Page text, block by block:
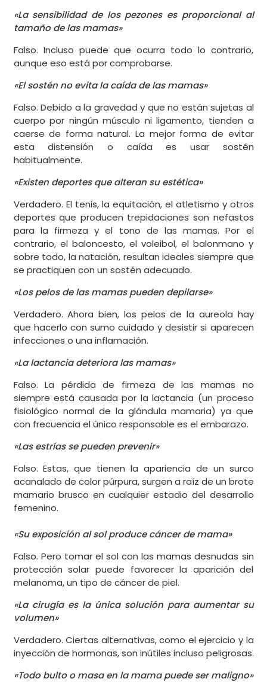
«La sensibilidad de los pezones es proporcional al
tamaño de las mamas»
Falso. Incluso puede que ocurra todo lo contrario,
aunque eso está por comprobarse.
«El sostén no evita la caída de las mamas»
Falso. Debido a la gravedad y que no están sujetas al
cuerpo por ningún músculo ni ligamento, tienden a
caerse de forma natural. La mejor forma de evitar
esta distensión o caída es usar sostén
habitualmente.
«Existen deportes que alteran su estética»
Verdadero. El tenis, la equitación, el atletismo y otros
deportes que producen trepidaciones son nefastos
para la firmeza y el tono de las mamas. Por el
contrario, el baloncesto, el voleibol, el balonmano y
sobre todo, la natación, resultan ideales siempre que
se practiquen con un sostén adecuado.
«Los pelos de las mamas pueden depilarse»
Verdadero. Ahora bien, los pelos de la aureola hay
que hacerlo con sumo cuidado y desistir si aparecen
infecciones o una inflamación.
«La lactancia deteriora las mamas»
Falso. La pérdida de firmeza de las mamas no
siempre está causada por la lactancia (un proceso
fisiológico normal de la glándula mamaria) ya que
con frecuencia el único responsable es el embarazo.
«Las estrías se pueden prevenir»
Falso. Estas, que tienen la apariencia de un surco
acanalado de color púrpura, surgen a raíz de un brote
mamario brusco en cualquier estadio del desarrollo
femenino.
«Su exposición al sol produce cáncer de mama»
Falso. Pero tomar el sol con las mamas desnudas sin
protección solar puede favorecer la aparición del
melanoma, un tipo de cáncer de piel.
«La cirugía es la única solución para aumentar su
volumen»
Verdadero. Ciertas alternativas, como el ejercicio y la
inyección de hormonas, son inútiles incluso peligrosas.
«Todo bulto o masa en la mama puede ser maligno»